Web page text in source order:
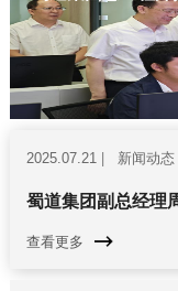
2025.07.21| 新闻动态
蜀道集团副总经理
查看更多